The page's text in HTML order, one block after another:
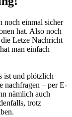
noch einmal sicher
hat. Also noch
Letze Nachricht
man einfach
ist und plötzlich
nachfragen – per E-
nämlich auch
trotz